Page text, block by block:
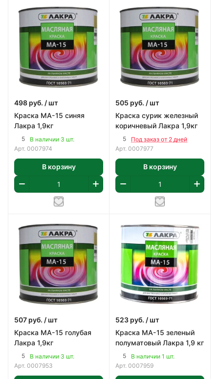
498 руб. / шт
Краска МА-15 синяя
Лакра 1,9кг
5
В наличии 3 шт.
Арт. 0007974
В корзину
505 руб. / шт
Краска сурик железный
коричневый Лакра 1,9кг
5
Под заказ от 2 дней
Арт. 0007977
В корзину
507 руб. / шт
Краска МА-15 голубая
Лакра 1,9кг
5
В наличии 3 шт.
Арт. 0007953
523 руб. / шт
Краска МА-15 зеленый
полуматовый Лакра 1,9 кг
5
В наличии 1 шт.
Арт. 0007959